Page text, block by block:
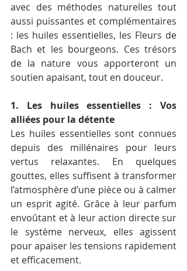
avec des méthodes naturelles tout
aussi puissantes et complémentaires
: les huiles essentielles, les Fleurs de
Bach et les bourgeons. Ces trésors
de la nature vous apporteront un
soutien apaisant, tout en douceur.
1. Les huiles essentielles : Vos
alliées pour la détente
Les huiles essentielles sont connues
depuis des millénaires pour leurs
vertus relaxantes. En quelques
gouttes, elles suffisent à transformer
l’atmosphère d’une pièce ou à calmer
un esprit agité. Grâce à leur parfum
envoûtant et à leur action directe sur
le système nerveux, elles agissent
pour apaiser les tensions rapidement
et efficacement.